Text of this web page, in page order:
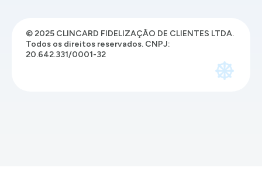
© 2025 CLINCARD FIDELIZAÇÃO DE CLIENTES LTDA.
Todos os direitos reservados. CNPJ:
20.642.331/0001-32